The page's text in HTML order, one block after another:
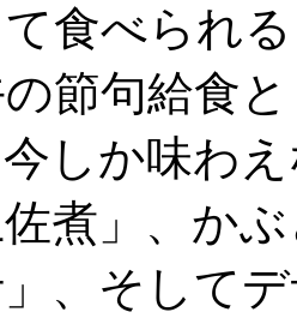
食べられ
節句給食
しか味わ
佐煮」、か
、そして